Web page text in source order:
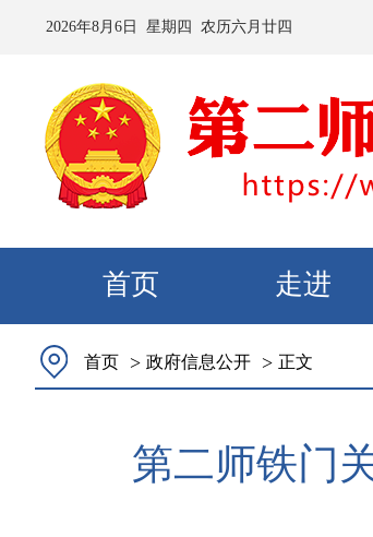
2026年8月 6 日 星期 四 农历六月廿四
首页 走进
首页 > 政府信息公开 > 正文
第二师铁门